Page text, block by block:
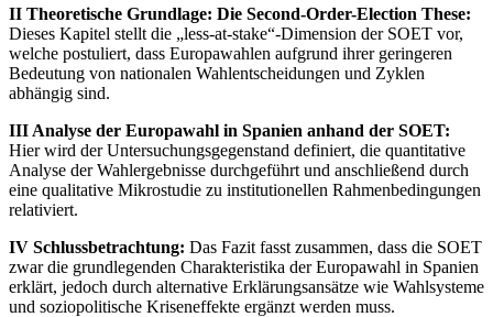
II Theoretische Grundlage: Die Second-Order-Election These:
Dieses Kapitel stellt die „less-at-stake“-Dimension der SOET vor,
welche postuliert, dass Europawahlen aufgrund ihrer geringeren
Bedeutung von nationalen Wahlentscheidungen und Zyklen
abhängig sind.
III Analyse der Europawahl in Spanien anhand der SOET:
Hier wird der Untersuchungsgegenstand definiert, die quantitative
Analyse der Wahlergebnisse durchgeführt und anschließend durch
eine qualitative Mikrostudie zu institutionellen Rahmenbedingungen
relativiert.
IV Schlussbetrachtung: Das Fazit fasst zusammen, dass die SOET
zwar die grundlegenden Charakteristika der Europawahl in Spanien
erklärt, jedoch durch alternative Erklärungsansätze wie Wahlsysteme
und soziopolitische Kriseneffekte ergänzt werden muss.